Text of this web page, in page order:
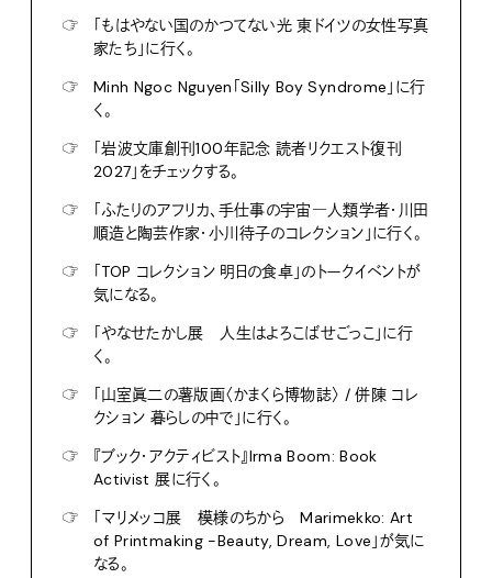
☞
「もはやない国のかつてない光 東ドイツの女性写真
家たち」に行く。
☞
Minh Ngoc Nguyen「Silly Boy Syndrome」に行
く。
☞
「岩波文庫創刊100年記念 読者リクエスト復刊
2027」をチェックする。
☞
「ふたりのアフリカ、手仕事の宇宙―人類学者・川田
順造と陶芸作家・小川待子のコレクション」に行く。
☞
「TOP コレクション 明日の食卓」のトークイベントが
気になる。
☞
「やなせたかし展 人生はよろこばせごっこ」に行
く。
☞
「山室眞二の薯版画〈かまくら博物誌〉 / 併陳 コレ
クション 暮らしの中で」に行く。
☞
『ブック・アクティビスト』Irma Boom: Book
Activist 展に行く。
☞
「マリメッコ展 模様のちから Marimekko: Art
of Printmaking -Beauty, Dream, Love」が気に
なる。